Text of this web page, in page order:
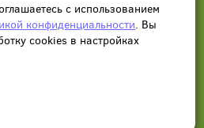
с использованием
конфиденциальности. Вы
сookies в настройках